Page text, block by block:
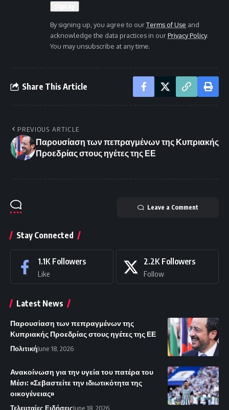
By signing up, you agree to ourTerms of Use and
acknowledge the data practices in ourPrivacy Policy.
You may unsubscribe at any time.
Share This Article
PREVIOUS ARTICLE
Παρουσίαση των πεπραγμένων της Κυπριακής
Προεδρίας στους ηγέτες της ΕΕ
Leave a Comment
Stay Connected
1.1K Followers
Like
2.2K Followers
Follow
Latest News
Παρουσίαση των πεπραγμένων της
Κυπριακής Προεδρίας στους ηγέτες της ΕΕ
ΠολιτικήJune 18, 2026
Ανακοίνωση για την υγεία του πατέρα του
Μέσι: «Σεβαστείτε την ιδιωτικότητα της
οικογένειας»
Τελευταίες ΕιδήσειςJune 18, 2026